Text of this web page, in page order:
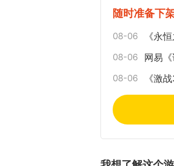
随时准备下
08-06 《永
08-06 网易
08-06 《激